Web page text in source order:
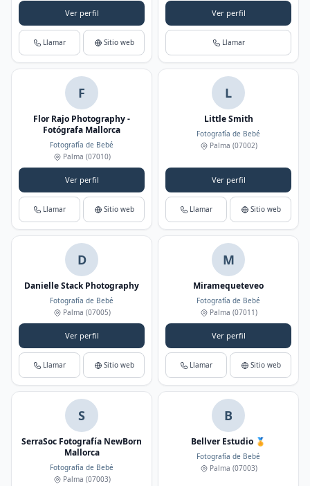
Ver perfil
Llamar Sitio web
Ver perfil
Llamar
F
Flor Rajo Photography -
Fotógrafa Mallorca
Fotografía de Bebé
Palma (07010)
Ver perfil
Llamar Sitio web
L
Little Smith
Fotografía de Bebé
Palma (07002)
Ver perfil
Llamar Sitio web
D
Danielle Stack Photography
Fotografía de Bebé
Palma (07005)
Ver perfil
Llamar Sitio web
M
Miramequeteveo
Fotografía de Bebé
Palma (07011)
Ver perfil
Llamar Sitio web
S
SerraSoc Fotografía NewBorn
Mallorca
Fotografía de Bebé
Palma (07003)
B
Bellver Estudio 🏅
Fotografía de Bebé
Palma (07003)